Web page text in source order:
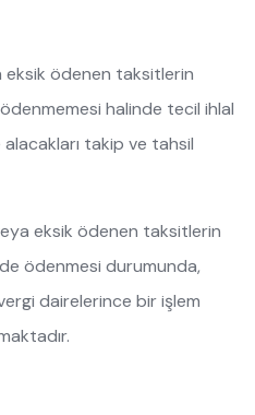
eksik ödenen taksitlerin
halinde tecil ihlal
takip ve tahsil
eksik ödenen taksitlerin
ödenmesi durumunda,
dairelerince bir işlem